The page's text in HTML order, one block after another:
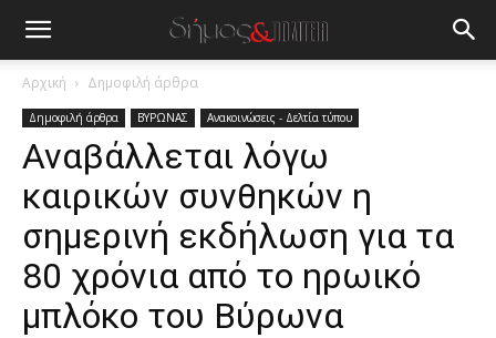
Αρχική Δημοφιλή άρθρα
Δημοφιλή άρθρα ΒΥΡΩΝΑΣ Ανακοινώσεις - Δελτία τύπου
Αναβάλλεται λόγω
καιρικών συνθηκών η
σημερινή εκδήλωση για τα
80 χρόνια από το ηρωικό
μπλόκο του Βύρωνα